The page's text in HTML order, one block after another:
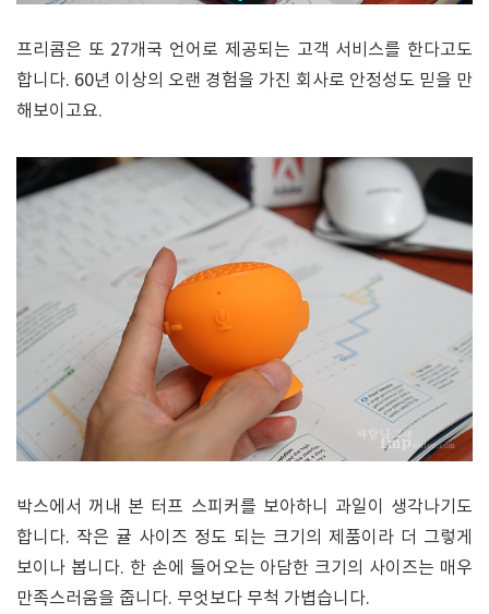
프리콤은 또 27개국 언어로 제공되는 고객 서비스를 한다고도
합니다. 60년 이상의 오랜 경험을 가진 회사로 안정성도 믿을 만
해보이고요.
박스에서 꺼내 본 터프 스피커를 보아하니 과일이 생각나기도
합니다. 작은 귤 사이즈 정도 되는 크기의 제품이라 더 그렇게
보이나 봅니다. 한 손에 들어오는 아담한 크기의 사이즈는 매우
만족스러움을 줍니다. 무엇보다 무척 가볍습니다.